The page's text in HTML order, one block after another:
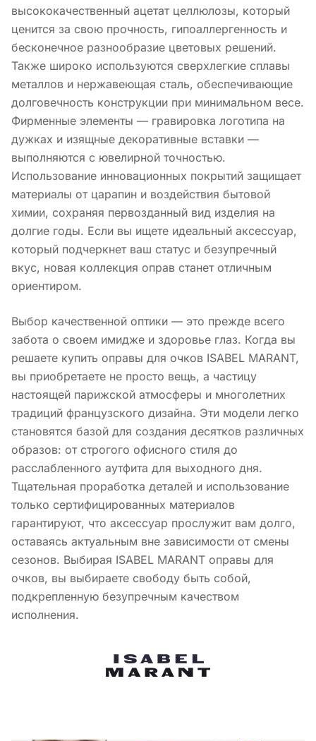
высококачественный ацетат целлюлозы, который
ценится за свою прочность, гипоаллергенность и
бесконечное разнообразие цветовых решений.
Также широко используются сверхлегкие сплавы
металлов и нержавеющая сталь, обеспечивающие
долговечность конструкции при минимальном весе.
Фирменные элементы — гравировка логотипа на
дужках и изящные декоративные вставки —
выполняются с ювелирной точностью.
Использование инновационных покрытий защищает
материалы от царапин и воздействия бытовой
химии, сохраняя первозданный вид изделия на
долгие годы. Если вы ищете идеальный аксессуар,
который подчеркнет ваш статус и безупречный
вкус, новая коллекция оправ станет отличным
ориентиром.
Выбор качественной оптики — это прежде всего
забота о своем имидже и здоровье глаз. Когда вы
решаете купить оправы для очков ISABEL MARANT,
вы приобретаете не просто вещь, а частицу
настоящей парижской атмосферы и многолетних
традиций французского дизайна. Эти модели легко
становятся базой для создания десятков различных
образов: от строгого офисного стиля до
расслабленного аутфита для выходного дня.
Тщательная проработка деталей и использование
только сертифицированных материалов
гарантируют, что аксессуар прослужит вам долго,
оставаясь актуальным вне зависимости от смены
сезонов. Выбирая ISABEL MARANT оправы для
очков, вы выбираете свободу быть собой,
подкрепленную безупречным качеством
исполнения.